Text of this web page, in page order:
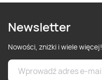
Newsletter
Nowości, zniżki i wiele więcej!